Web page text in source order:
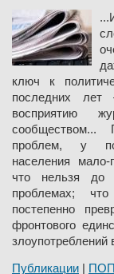
ключ к
последних
восприятию
проблем, у
населения
что нельзя до
проблемах;
постепенно
фронтового
злоупотреблений
Публикации